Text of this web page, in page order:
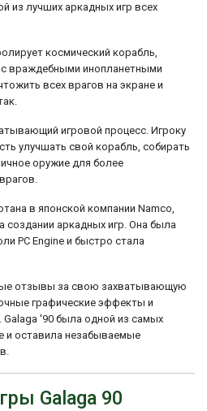
из лучших аркадных игр всех
космический корабль,
враждебными инопланетными
всех врагов на экране и
игровой процесс. Игроку
улучшать свой корабль, собирать
оружие для более
в японской компании Namco,
создании аркадных игр. Она была
PC Engine и быстро стала
отзывы за свою захватывающую
графические эффекты и
'90 была одной из самых
и оставила незабываемые
Galaga 90